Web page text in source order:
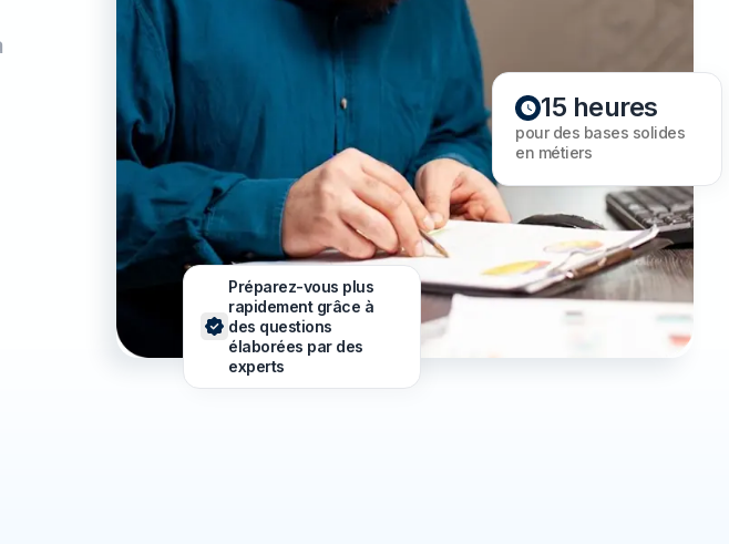
15 heures
pour des bases solides
en métiers
Préparez-vous plus
rapidement grâce à
des questions
élaborées par des
experts